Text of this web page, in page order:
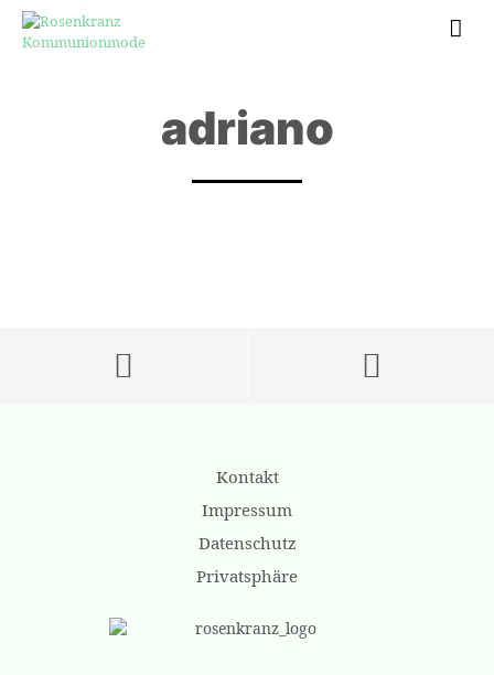
adriano
Kontakt
Impressum
Datenschutz
Privatsphäre